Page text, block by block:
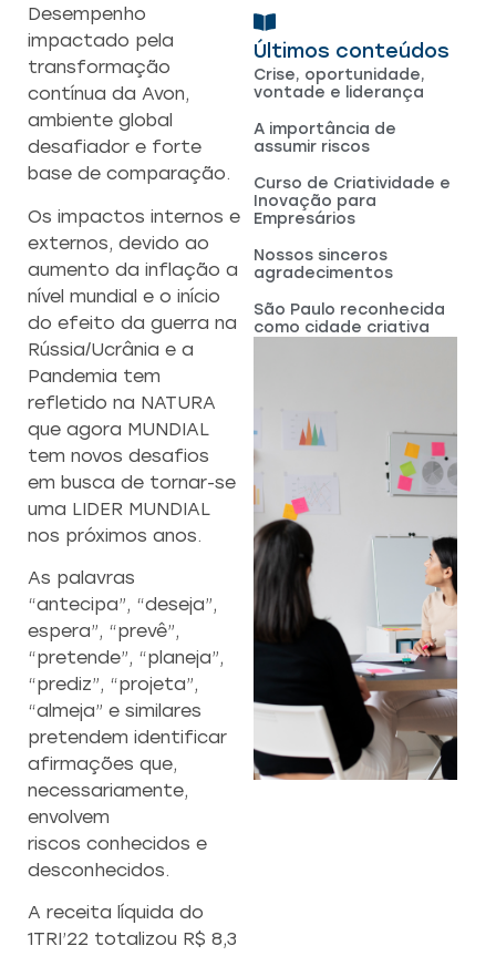
Desempenho
impactado pela
transformação
contínua da Avon,
ambiente global
desafiador e forte
base de comparação.
Os impactos internos e
externos, devido ao
aumento da inflação a
nível mundial e o início
do efeito da guerra na
Rússia/Ucrânia e a
Pandemia tem
refletido na NATURA
que agora MUNDIAL
tem novos desafios
em busca de tornar-se
uma LIDER MUNDIAL
nos próximos anos.
As palavras
“antecipa”, “deseja”,
espera”, “prevê”,
“pretende”, “planeja”,
“prediz”, “projeta”,
“almeja” e similares
pretendem identificar
afirmações que,
necessariamente,
envolvem
riscos conhecidos e
desconhecidos.
A receita líquida do
1TRI’22 totalizou R$ 8,3
Últimos conteúdos
Crise, oportunidade,
vontade e liderança
A importância de
assumir riscos
Curso de Criatividade e
Inovação para
Empresários
Nossos sinceros
agradecimentos
São Paulo reconhecida
como cidade criativa